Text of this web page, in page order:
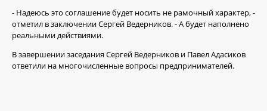
- Надеюсь это соглашение будет носить не рамочный характер, -
отметил в заключении Сергей Ведерников. - А будет наполнено
реальными действиями.
В завершении заседания Сергей Ведерников и Павел Адасиков
ответили на многочисленные вопросы предпринимателей.